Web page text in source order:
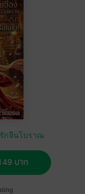
กจีนโบราณ
บาท